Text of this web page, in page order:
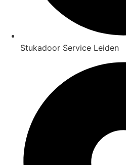
Stukadoor Service Leiden